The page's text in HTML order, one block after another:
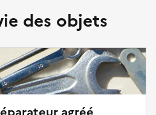
des objets